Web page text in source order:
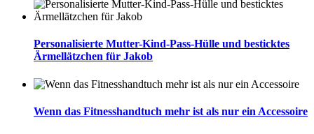
Personalisierte Mutter-Kind-Pass-Hülle und besticktes
Ärmellätzchen für Jakob
Wenn das Fitnesshandtuch mehr ist als nur ein Accessoire